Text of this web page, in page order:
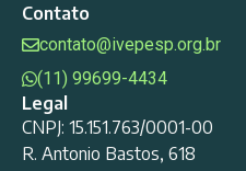
Contato
contato@ivepesp.org.br
(11) 99699-4434
Legal
CNPJ: 15.151.763/0001-00
R. Antonio Bastos, 618